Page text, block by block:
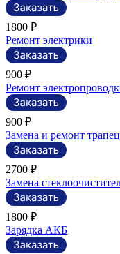
1800 ₽
Ремонт электрики
900 ₽
Ремонт
900 ₽
Замена и ремонт
2700 ₽
Замена
1800 ₽
Зарядка АКБ